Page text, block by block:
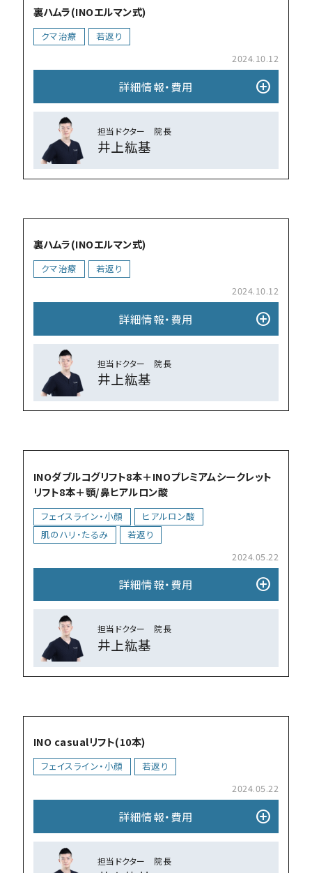
裏ハムラ(INOエルマン式)
クマ治療
若返り
2024.10.12
詳細情報・費⽤ add_circle
担当ドクター 院⻑
井上紘基
裏ハムラ(INOエルマン式)
クマ治療
若返り
2024.10.12
詳細情報・費⽤ add_circle
担当ドクター 院⻑
井上紘基
INOダブルコグリフト8本＋INOプレミアムシークレット
リフト8本＋顎/鼻ヒアルロン酸
フェイスライン・小顔
ヒアルロン酸
肌のハリ・たるみ
若返り
2024.05.22
詳細情報・費⽤ add_circle
担当ドクター 院⻑
井上紘基
INO casualリフト(10本)
フェイスライン・小顔
若返り
2024.05.22
詳細情報・費⽤ add_circle
担当ドクター 院⻑